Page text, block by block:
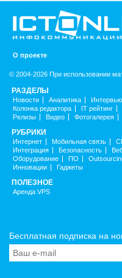
О проекте
© 2004-2026 При использовании
РАЗДЕЛЫ
Новости Аналитика Интервью
Колонка редактора
IT рейтинг
Релизы
Видео Фотогалерея
РУБРИКИ
Интернет Мобильная связь
Интеграция
Безопасность
Оборудование
ПО
Инновации
Гаджеты
ПОЛЕЗНОЕ
Аренда VPS
Бесплатная подписка на